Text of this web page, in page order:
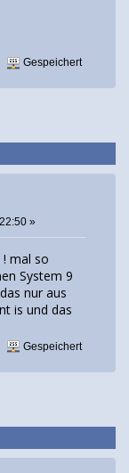
Gespeichert
»
mal so
System 9
nur aus
is und das
Gespeichert